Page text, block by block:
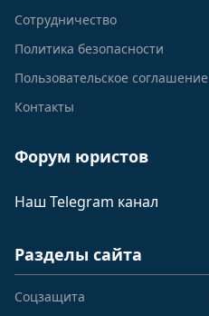
Сотрудничество
Политика безопасности
Пользовательское соглашение
Контакты
Форум юристов
Наш Telegram канал
Разделы сайта
Соцзащита